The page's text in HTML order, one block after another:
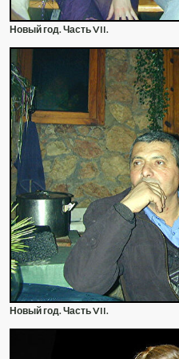
Новый год. Часть VII.
Новый год. Часть VII.